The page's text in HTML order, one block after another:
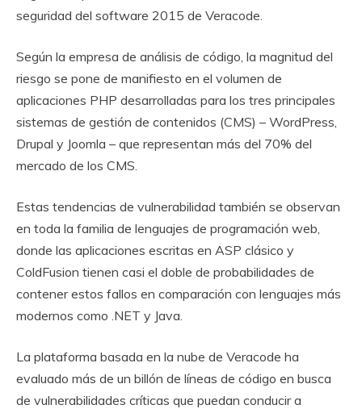
seguridad del software 2015 de Veracode.
Según la empresa de análisis de código, la magnitud del
riesgo se pone de manifiesto en el volumen de
aplicaciones PHP desarrolladas para los tres principales
sistemas de gestión de contenidos (CMS) – WordPress,
Drupal y Joomla – que representan más del 70% del
mercado de los CMS.
Estas tendencias de vulnerabilidad también se observan
en toda la familia de lenguajes de programación web,
donde las aplicaciones escritas en ASP clásico y
ColdFusion tienen casi el doble de probabilidades de
contener estos fallos en comparación con lenguajes más
modernos como .NET y Java.
La plataforma basada en la nube de Veracode ha
evaluado más de un billón de líneas de código en busca
de vulnerabilidades críticas que puedan conducir a